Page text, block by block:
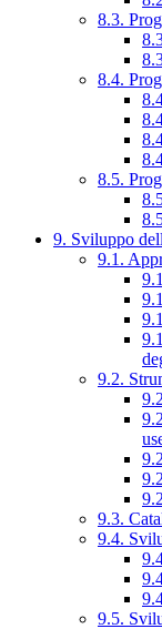
8.3.
8.4.
8.5.
9. Sviluppo
9.1.
9.2.
9.3.
9.4.
9.5.